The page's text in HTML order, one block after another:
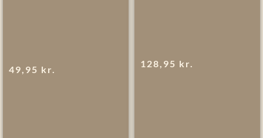
49,95 kr.
128,95 kr.